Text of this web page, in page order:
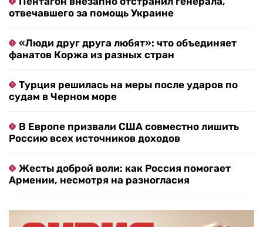
отвечавшего за помощь Украине
«Люди друг друга любят»: что объединяет
фанатов Коржа из разных стран
Турция решилась на меры после ударов по
судам в Черном море
В Европе призвали США совместно лишить
Россию всех источников доходов
Жесты доброй воли: как Россия помогает
Армении, несмотря на разногласия